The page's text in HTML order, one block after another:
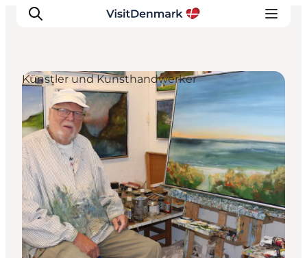
Inspiration
Regionen
Erlebnisse
Unterkünfte
Reiseplanung
Künstler und Kunsthandwerker